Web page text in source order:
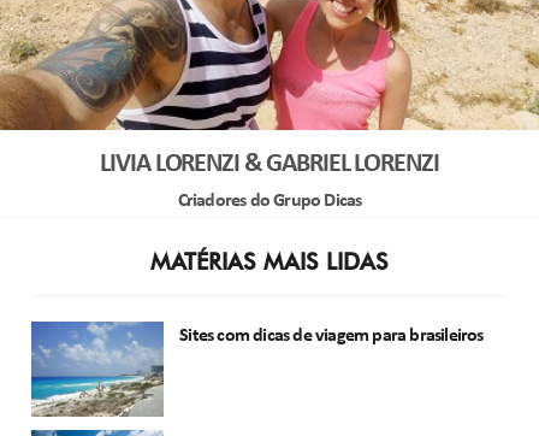
LIVIA LORENZI & GABRIEL LORENZI
Criadores do Grupo Dicas
MATÉRIAS MAIS LIDAS
Sites com dicas de viagem para brasileiros